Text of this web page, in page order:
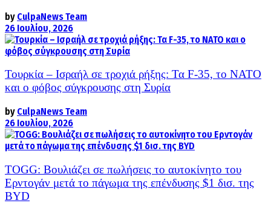
by CulpaNews Team
26 Ιουλίου, 2026
Τουρκία – Ισραήλ σε τροχιά ρήξης: Τα F-35, το ΝΑΤΟ
και ο φόβος σύγκρουσης στη Συρία
by CulpaNews Team
26 Ιουλίου, 2026
TOGG: Βουλιάζει σε πωλήσεις το αυτοκίνητο του
Ερντογάν μετά το πάγωμα της επένδυσης $1 δισ. της
BYD